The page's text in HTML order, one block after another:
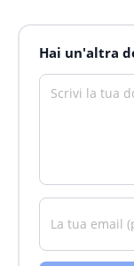
Hai un'altra